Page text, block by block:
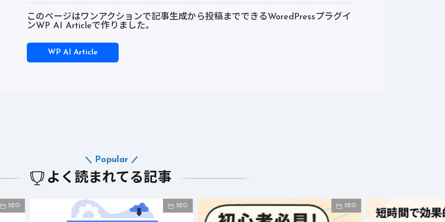
このページはワンアクションで記事生成から投稿までできるWoredPressプラグイ
ンWP AI Articleで作りました。
WP AI Article
よく読まれてる記事
Popular
SEO SEO SEO